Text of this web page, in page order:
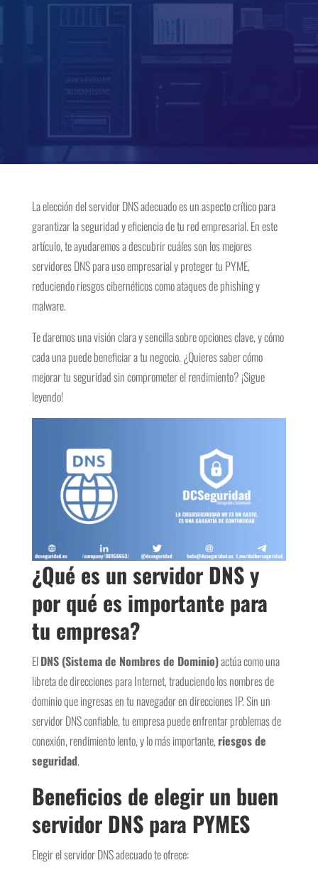
La elección del servidor DNS adecuado es un aspecto crítico para
garantizar la seguridad y eficiencia de tu red empresarial. En este
artículo, te ayudaremos a descubrir cuáles son los mejores
servidores DNS para uso empresarial y proteger tu PYME,
reduciendo riesgos cibernéticos como ataques de phishing y
malware.
Te daremos una visión clara y sencilla sobre opciones clave, y cómo
cada una puede beneficiar a tu negocio. ¿Quieres saber cómo
mejorar tu seguridad sin comprometer el rendimiento? ¡Sigue
leyendo!
¿Qué es un servidor DNS y
por qué es importante para
tu empresa?
ElDNS (Sistema de Nombres de Dominio)actúa como una
libreta de direcciones para Internet, traduciendo los nombres de
dominio que ingresas en tu navegador en direcciones IP. Sin un
servidor DNS confiable, tu empresa puede enfrentar problemas de
conexión, rendimiento lento, y lo más importante,riesgos de
seguridad.
Beneficios de elegir un buen
servidor DNS para PYMES
Elegir el servidor DNS adecuado te ofrece: